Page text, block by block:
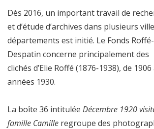
Dès 2016, un important travail de
et d’étude d’archives dans plusieurs
départements est initié. Le Fonds Roffé-
Despatin concerne principalement des
clichés d’Elie Roffé (1876-1938), de
années 1930.
La boîte 36 intitulée Décembre 1920
famille Camille regroupe des